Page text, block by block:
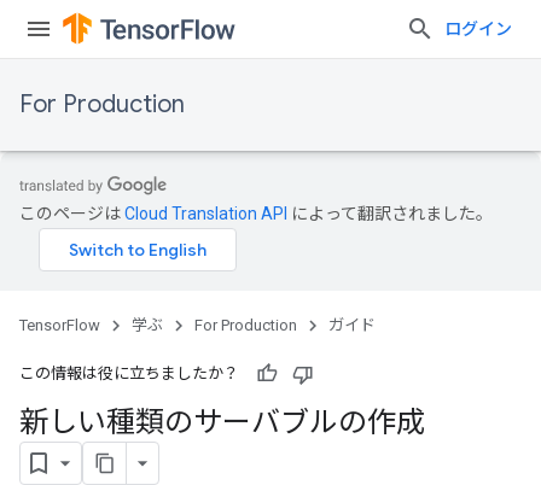
ログイン
For Production
このページはCloud Translation API によって翻訳されました。
TensorFlow 学ぶ For Production ガイド
この情報は役に立ちましたか？
新しい種類のサーバブルの作成